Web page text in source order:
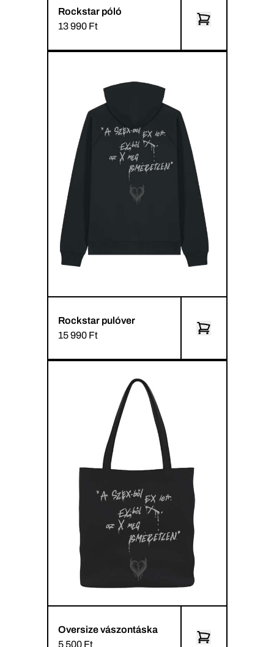
Rockstar póló
13 990 Ft
Rockstar pulóver
15 990 Ft
Oversize vászontáska
5 500 Ft